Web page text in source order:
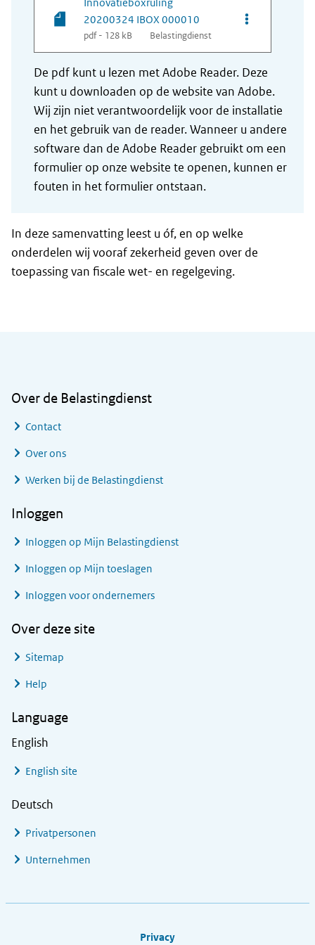
20200324 IBOX 000010
pdf - 128 kB Belastingdienst
Opties van
De pdf kunt u lezen met Adobe Reader. Deze
kunt u downloaden op de website van Adobe.
Wij zijn niet verantwoordelijk voor de installatie
en het gebruik van de reader. Wanneer u andere
software dan de Adobe Reader gebruikt om een
formulier op onze website te openen, kunnen er
fouten in het formulier ontstaan.
In deze samenvatting leest u óf, en op welke
onderdelen wij vooraf zekerheid geven over de
toepassing van fiscale wet- en regelgeving.
Over de Belastingdienst
Contact
Over ons
Werken bij de Belastingdienst
Inloggen
Inloggen op Mijn Belastingdienst
Inloggen op Mijn toeslagen
Inloggen voor ondernemers
Over deze site
Sitemap
Help
Language
English
English site
Deutsch
Privatpersonen
Unternehmen
Privacy